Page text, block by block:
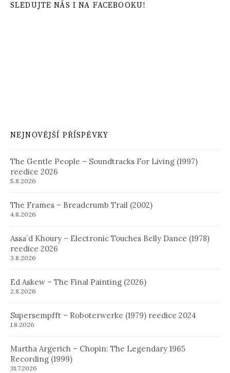
SLEDUJTE NÁS I NA FACEBOOKU!
NEJNOVĚJŠÍ PŘÍSPĚVKY
The Gentle People – Soundtracks For Living (1997)
reedice 2026
5.8.2026
The Frames – Breadcrumb Trail (2002)
4.8.2026
Assa´d Khoury – Electronic Touches Belly Dance (1978)
reedice 2026
3.8.2026
Ed Askew – The Final Painting (2026)
2.8.2026
Supersempfft – Roboterwerke (1979) reedice 2024
1.8.2026
Martha Argerich – Chopin: The Legendary 1965
Recording (1999)
31.7.2026